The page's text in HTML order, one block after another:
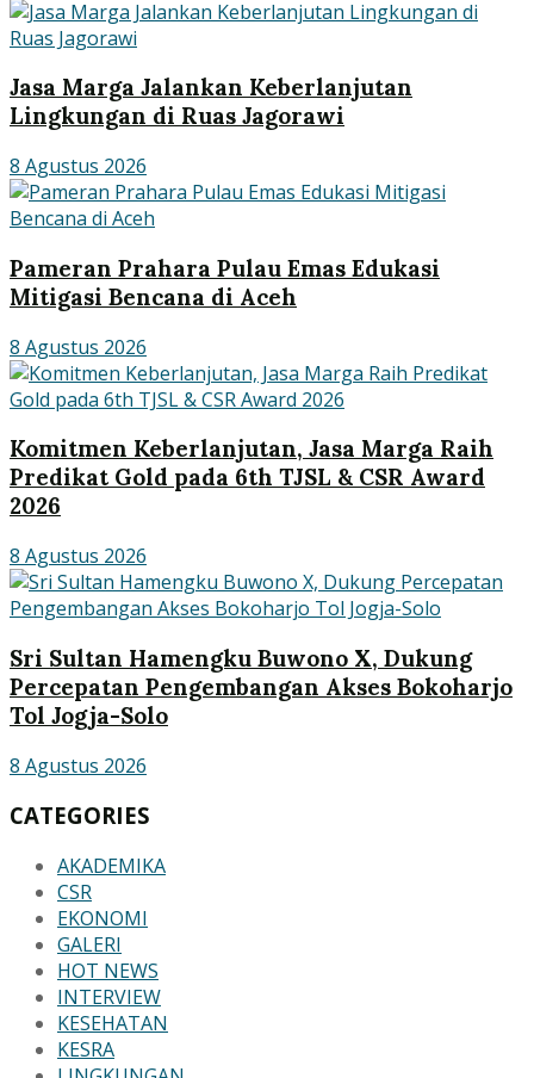
Jasa Marga Jalankan Keberlanjutan
Lingkungan di Ruas Jagorawi
8 Agustus 2026
Pameran Prahara Pulau Emas Edukasi
Mitigasi Bencana di Aceh
8 Agustus 2026
Komitmen Keberlanjutan, Jasa Marga Raih
Predikat Gold pada 6th TJSL & CSR Award
2026
8 Agustus 2026
Sri Sultan Hamengku Buwono X, Dukung
Percepatan Pengembangan Akses Bokoharjo
Tol Jogja-Solo
8 Agustus 2026
CATEGORIES
AKADEMIKA
CSR
EKONOMI
GALERI
HOT NEWS
INTERVIEW
KESEHATAN
KESRA